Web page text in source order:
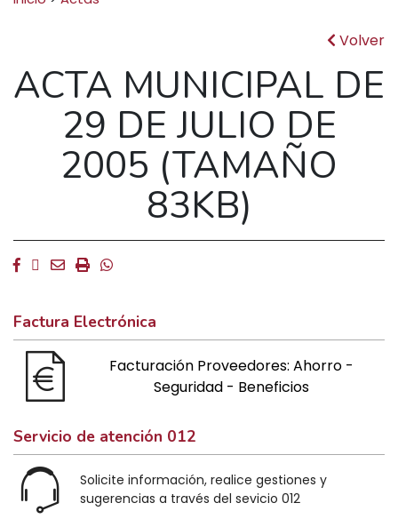
Volver
ACTA MUNICIPAL DE
29 DE JULIO DE
2005 (TAMAÑO
83KB)
Facebook
Twitter
EmailImprimirWhatsapp
Factura Electrónica
Facturación Proveedores: Ahorro -
Seguridad - Beneficios
Servicio de atención 012
Solicite información, realice gestiones y
sugerencias a través del sevicio 012